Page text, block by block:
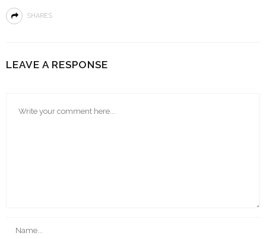
SHARES
LEAVE A RESPONSE